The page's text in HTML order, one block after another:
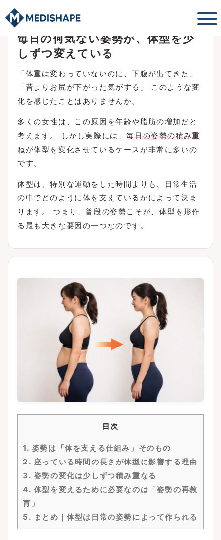
姿勢改善・ボディメイク専門コラム
毎日の何気ない姿勢が、体型を少
しずつ変えている
「体重は変わっていないのに、下腹が出てきた」
「昔よりお尻が下がった気がする」 このような変
化を感じたことはありませんか。
多くの女性は、この原因を年齢や脂肪の増加だと
考えます。 しかし実際には、毎日の姿勢の積み重
ねが体型を変化させているケースが非常に多いの
です。
体型は、特別な運動をした時間よりも、日常生活
の中でどのように体を支えているかによって決ま
ります。 つまり、普段の姿勢こそが、体型を形作
る最も大きな要因の一つなのです。
目次
1. 姿勢は「体を支える仕組み」そのもの
2. 座っている時間の長さが体型に影響する理由
3. 姿勢の変化は少しずつ積み重なる
4. 体型を変えるために必要なのは「姿勢の再教
育」
5. まとめ｜体型は日常の姿勢によって作られる